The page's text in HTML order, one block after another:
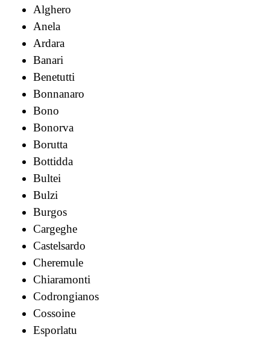
Alghero
Anela
Ardara
Banari
Benetutti
Bonnanaro
Bono
Bonorva
Borutta
Bottidda
Bultei
Bulzi
Burgos
Cargeghe
Castelsardo
Cheremule
Chiaramonti
Codrongianos
Cossoine
Esporlatu